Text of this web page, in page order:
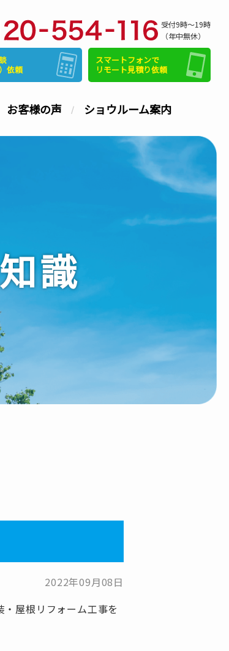
受付9時～19時
（年中無休）
依頼
スマートフォンで
リモート見積り依頼
お客様の声 ショウルーム案内
識
2022年09月08日
屋根リフォーム工事を